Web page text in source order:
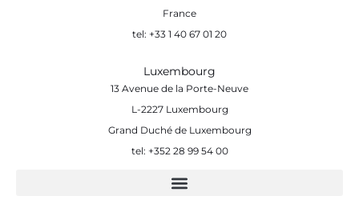
France
tel: +33 1 40 67 01 20
Luxembourg
13 Avenue de la Porte-Neuve
L-2227 Luxembourg
Grand Duché de Luxembourg
tel: +352 28 99 54 00